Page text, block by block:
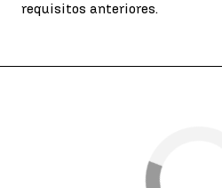
requisitos anteriores.